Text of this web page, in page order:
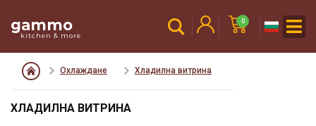
gammo
kitchen & more
0
Охлаждане Хладилна витрина
ХЛАДИЛНА ВИТРИНА